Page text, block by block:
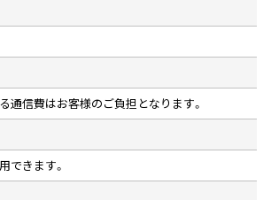
通信費はお客様のご負担となります。
できます。